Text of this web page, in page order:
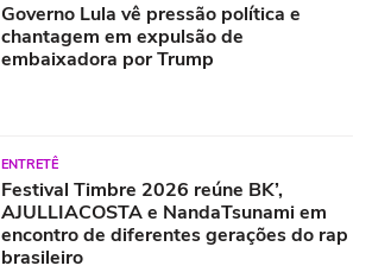
Governo Lula vê pressão política e
chantagem em expulsão de
embaixadora por Trump
ENTRETÊ
Festival Timbre 2026 reúne BK’,
AJULLIACOSTA e NandaTsunami em
encontro de diferentes gerações do rap
brasileiro